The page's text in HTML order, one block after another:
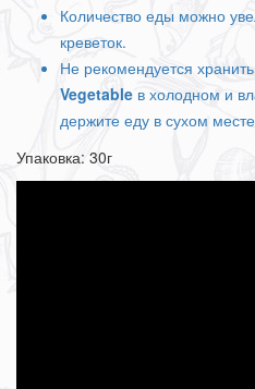
Количество еды можно
креветок.
Не рекомендуется хранить
Vegetable в холодном и
держите еду в сухом
Упаковка: 30г